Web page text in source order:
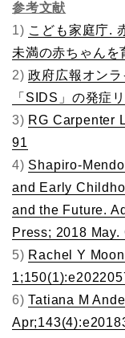
参考文献
1) こども家庭庁.
未満の赤ちゃんを
2)政府広報オン
「SIDS」の発症
3) RG Carpenter
91
4) Shapiro-
and Early
and the Future.
Press; 2018 May.
5) Rachel Y
6)Tatiana M